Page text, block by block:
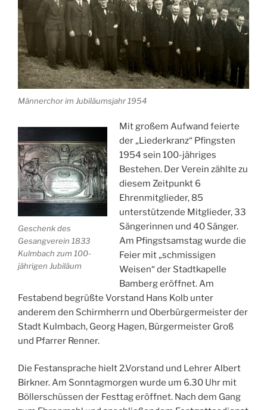
Männerchor im Jubiläumsjahr 1954
Geschenk des
Gesangverein 1833
Kulmbach zum 100-
jährigen Jubiläum
Mit großem Aufwand feierte
der „Liederkranz“ Pfingsten
1954 sein 100-jähriges
Bestehen. Der Verein zählte zu
diesem Zeitpunkt 6
Ehrenmitglieder, 85
unterstützende Mitglieder, 33
Sängerinnen und 40 Sänger.
Am Pfingstsamstag wurde die
Feier mit „schmissigen
Weisen“ der Stadtkapelle
Bamberg eröffnet. Am
Festabend begrüßte Vorstand Hans Kolb unter
anderem den Schirmherrn und Oberbürgermeister der
Stadt Kulmbach, Georg Hagen, Bürgermeister Groß
und Pfarrer Renner.
Die Festansprache hielt 2.Vorstand und Lehrer Albert
Birkner. Am Sonntagmorgen wurde um 6.30 Uhr mit
Böllerschüssen der Festtag eröffnet. Nach dem Gang